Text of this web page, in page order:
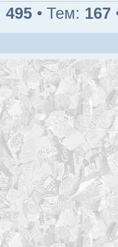
495 • Тем: 167